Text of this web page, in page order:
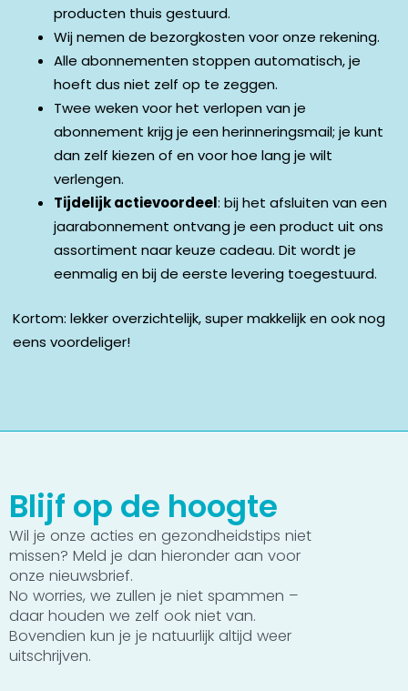
producten thuis gestuurd.
Wij nemen de bezorgkosten voor onze rekening.
Alle abonnementen stoppen automatisch, je
hoeft dus niet zelf op te zeggen.
Twee weken voor het verlopen van je
abonnement krijg je een herinneringsmail; je kunt
dan zelf kiezen of en voor hoe lang je wilt
verlengen.
Tijdelijk actievoordeel: bij het afsluiten van een
jaarabonnement ontvang je een product uit ons
assortiment naar keuze cadeau. Dit wordt je
eenmalig en bij de eerste levering toegestuurd.
Kortom: lekker overzichtelijk, super makkelijk en ook nog
eens voordeliger!
Blijf op de hoogte
Wil je onze acties en gezondheidstips niet
missen? Meld je dan hieronder aan voor
onze nieuwsbrief.
No worries, we zullen je niet spammen –
daar houden we zelf ook niet van.
Bovendien kun je je natuurlijk altijd weer
uitschrijven.